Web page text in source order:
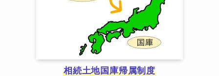
相続土地国庫帰属制度